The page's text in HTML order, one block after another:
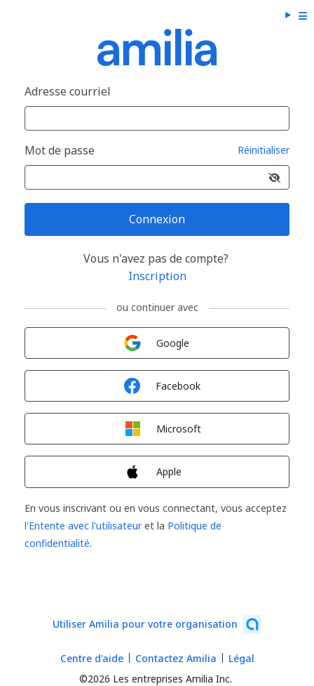
Adresse courriel
Mot de passe Réinitialiser
Connexion
Vous n'avez pas de compte?
Inscription
ou continuer avec
Google
Facebook
Microsoft
Apple
En vous inscrivant ou en vous connectant, vous acceptez
l'Entente avec l'utilisateuret la Politique de
confidentialité.
Utiliser Amilia pour votre organisation
©2026 Les entreprises Amilia Inc.
Centre d'aide Contactez Amilia Légal